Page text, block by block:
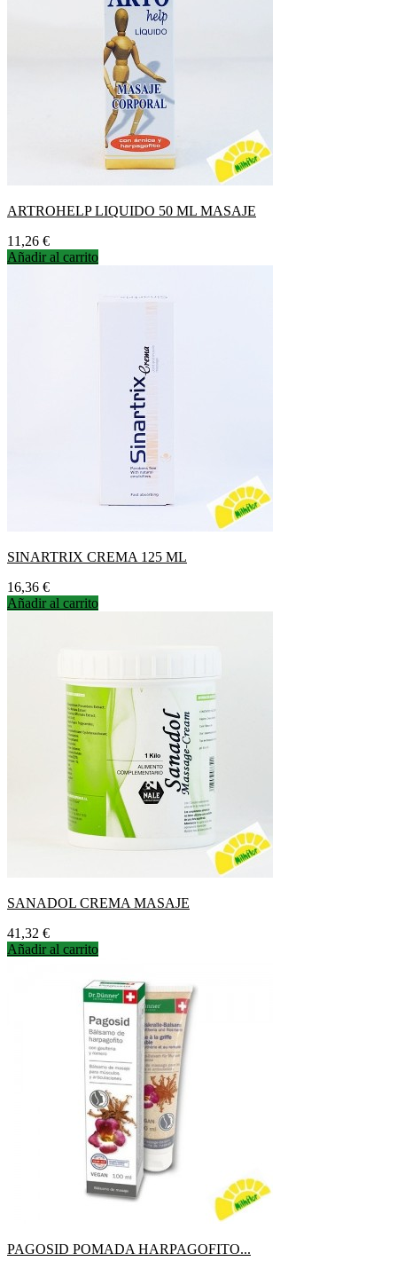
ARTROHELP LIQUIDO 50 ML MASAJE
Precio
11,26 €
Añadir al carrito
SINARTRIX CREMA 125 ML
Precio
16,36 €
Añadir al carrito
SANADOL CREMA MASAJE
Precio
41,32 €
Añadir al carrito
PAGOSID POMADA HARPAGOFITO...